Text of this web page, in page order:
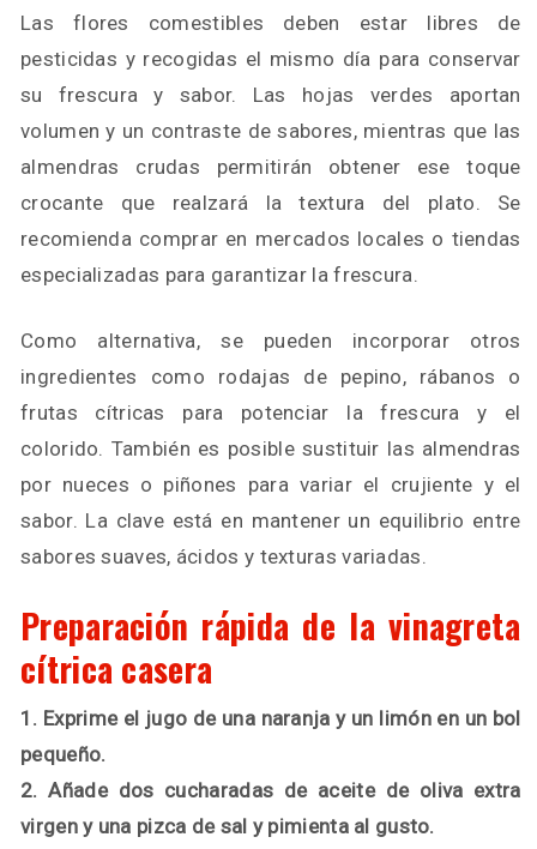
Las flores comestibles deben estar libres de
pesticidas y recogidas el mismo día para conservar
su frescura y sabor. Las hojas verdes aportan
volumen y un contraste de sabores, mientras que las
almendras crudas permitirán obtener ese toque
crocante que realzará la textura del plato. Se
recomienda comprar en mercados locales o tiendas
especializadas para garantizar la frescura.
Como alternativa, se pueden incorporar otros
ingredientes como rodajas de pepino, rábanos o
frutas cítricas para potenciar la frescura y el
colorido. También es posible sustituir las almendras
por nueces o piñones para variar el crujiente y el
sabor. La clave está en mantener un equilibrio entre
sabores suaves, ácidos y texturas variadas.
Preparación rápida de la vinagreta
cítrica casera
1. Exprime el jugo de una naranja y un limón en un bol
pequeño.
2. Añade dos cucharadas de aceite de oliva extra
virgen y una pizca de sal y pimienta al gusto.